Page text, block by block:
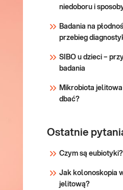
jest
niedoboru i
Badania na
przebieg
SIBO u dzieci –
badania
Mikrobiota jelitowa
dbać?
Ostatnie
Czym są eubiotyki?
Jak kolonoskopia
jelitową?